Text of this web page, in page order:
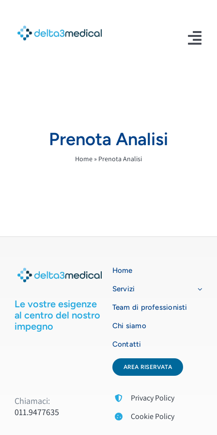
contenuto
Prenota Analisi
Home » Prenota Analisi
Le vostre esigenze
al centro del nostro
impegno
Home
Servizi
Team di professionisti
Chi siamo
Contatti
AREA RISERVATA
Chiamaci:
011.9477635
Privacy Policy
Cookie Policy